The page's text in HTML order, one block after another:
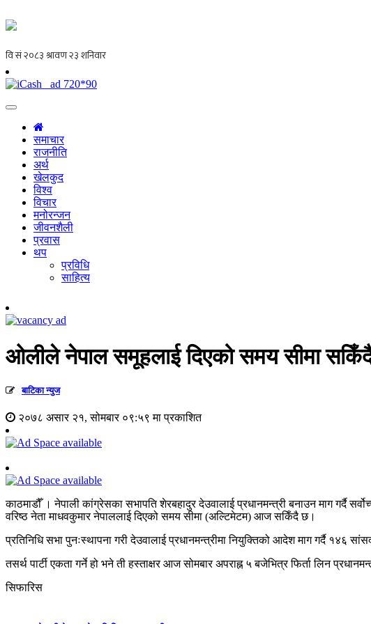
समाचार
राजनीति
अर्थ
खेलकुद
विश्व
विचार
मनोरन्जन
जीवनशैली
प्रवास
थप
प्रविधि
साहित्य
ओलीले नेपाल समूहलाई दिएको समय सीमा
बाटिका न्युज
२०७८ असार २१, सोमबार ०९:५९ मा प्रकाशित
काठमाडौँ । नेपाली कांग्रेसका सभापति शेरबहादुर देउवालाई प्रधानमन्त्री बनाउन माग गर्दै
वरिष्ठ नेता माधवकुमार नेपाललाई दिएको समय सीमा (अल्टिमेटम) आज सकिँदै छ।
प्रतिनिधि सभा पुनःस्थापना गरी देउवालाई प्रधानमन्त्रीमा नियुक्तिको आदेश माग गर्दै १४६
तसर्थ पार्टी एकता गर्ने हो भने ती हस्ताक्षर आज सोमबार अपराह्न ५ बजेभित्र फिर्ता लिन
सिफारिस